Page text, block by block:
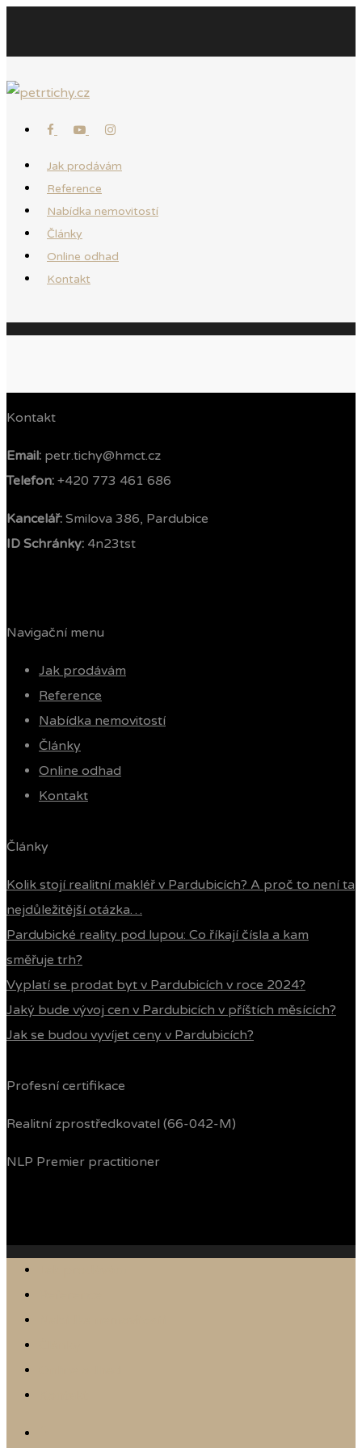
Jak prodávám
Reference
Nabídka nemovitostí
Články
Online odhad
Kontakt
Kontakt
Email: petr.tichy@hmct.cz
Telefon: ‭ +420 773 461 686‬
Kancelář: Smilova 386, Pardubice
ID Schránky: 4n23tst
Navigační menu
Jak prodávám
Reference
Nabídka nemovitostí
Články
Online odhad
Kontakt
Články
Kolik stojí realitní makléř v Pardubicích? A proč to není ta
nejdůležitější otázka…
Pardubické reality pod lupou: Co říkají čísla a kam
směřuje trh?
Vyplatí se prodat byt v Pardubicích v roce 2024?
Jaký bude vývoj cen v Pardubicích v příštích měsících?
Jak se budou vyvíjet ceny v Pardubicích?
Profesní certifikace
Realitní zprostředkovatel (66-042-M)
NLP Premier practitioner